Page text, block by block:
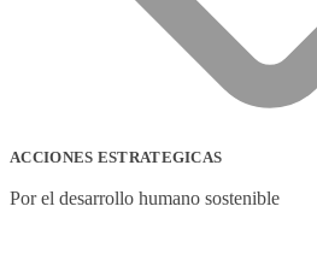
ACCIONES ESTRATEGICAS
Por el desarrollo humano sostenible